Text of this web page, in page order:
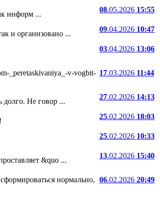
информ ...
08.05.2026 15:55
и организовано ...
09.04.2026 10:47
03.04.2026 13:06
_peretaskivaniya_-v-vogbit- 17.03.2026 11:44
долго. Не говор ...
27.02.2026 14:13
25.02.2026 18:03
25.02.2026 10:33
&quo ...
13.02.2026 15:40
нормально, 06.02.2026 20:49